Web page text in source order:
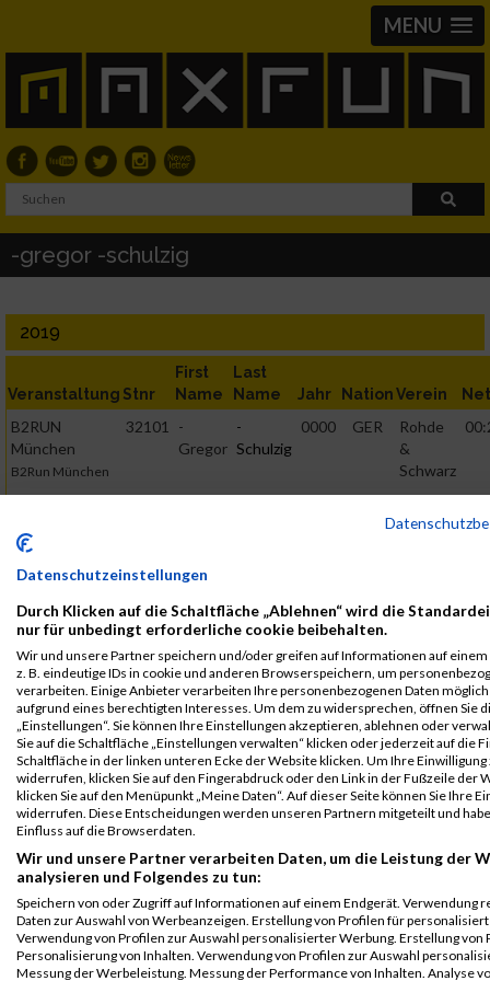
MENU
-gregor -schulzig
2019
Veranstaltung Stnr
First
Name
Last
Name
Jahr NationVerein Net
B2RUN
München
B2Run München
32101
-
Gregor
-
Schulzig
0000 GER
Rohde
&
Schwarz
Einzelwertung
männlich
&
B2RUN
München
Teamwertung
männlich
32101
-
Gregor
-
Schulzig
0000 GER
Rohde
Schwarz
B2RUN
München
Teamwertung
mixed
32101 -
Gregor
-
Schulzig
0000 GER
Rohde
&
Schwarz
Legende:
GPos = Geschlechter Position, KPos = Kategorie Position, TPos =
Team Position, DNS = Did not start, DNF = Did not finish, DQ =
Disqualifiziert
Datenschutzeinstellungen
Durch Klicken auf die Schaltfläche „Ablehnen“ wird die
nur für unbedingt erforderliche cookie beibehalten.
Wir und unsere Partner speichern und/oder greifen auf Informationen auf einem
z. B. eindeutige IDs in cookie und anderen Browserspeichern, um
verarbeiten. Einige Anbieter verarbeiten Ihre personenbezogenen Daten
aufgrund eines berechtigten Interesses. Um dem zu widersprechen, öffnen Sie
„Einstellungen“. Sie können Ihre Einstellungen akzeptieren, ablehnen oder
Sie auf die Schaltfläche „Einstellungen verwalten“ klicken oder jederzeit auf die
Schaltfläche in der linken unteren Ecke der Website klicken. Um Ihre Einwilligung
widerrufen, klicken Sie auf den Fingerabdruck oder den Link in der Fußzeile der
klicken Sie auf den Menüpunkt „Meine Daten“. Auf dieser Seite können Sie Ihre
widerrufen. Diese Entscheidungen werden unseren Partnern mitgeteilt und
Einfluss auf die Browserdaten.
Wir und unsere Partner verarbeiten Daten, um die Leistung der
analysieren und Folgendes zu tun:
Speichern von oder Zugriff auf Informationen auf einem Endgerät. Verwendung
Daten zur Auswahl von Werbeanzeigen. Erstellung von Profilen für
Verwendung von Profilen zur Auswahl personalisierter Werbung. Erstellung von
Personalisierung von Inhalten. Verwendung von Profilen zur Auswahl
Messung der Werbeleistung. Messung der Performance von Inhalten. Analyse